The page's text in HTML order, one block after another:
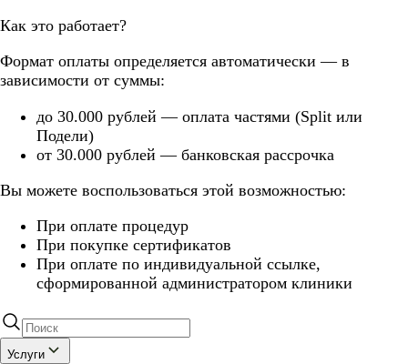
Как это работает?
Формат оплаты определяется автоматически — в
зависимости от суммы:
до 30.000 рублей — оплата частями (Split или
Подели)
от 30.000 рублей — банковская рассрочка
Вы можете воспользоваться этой возможностью:
При оплате процедур
При покупке сертификатов
При оплате по индивидуальной ссылке,
сформированной администратором клиники
Услуги